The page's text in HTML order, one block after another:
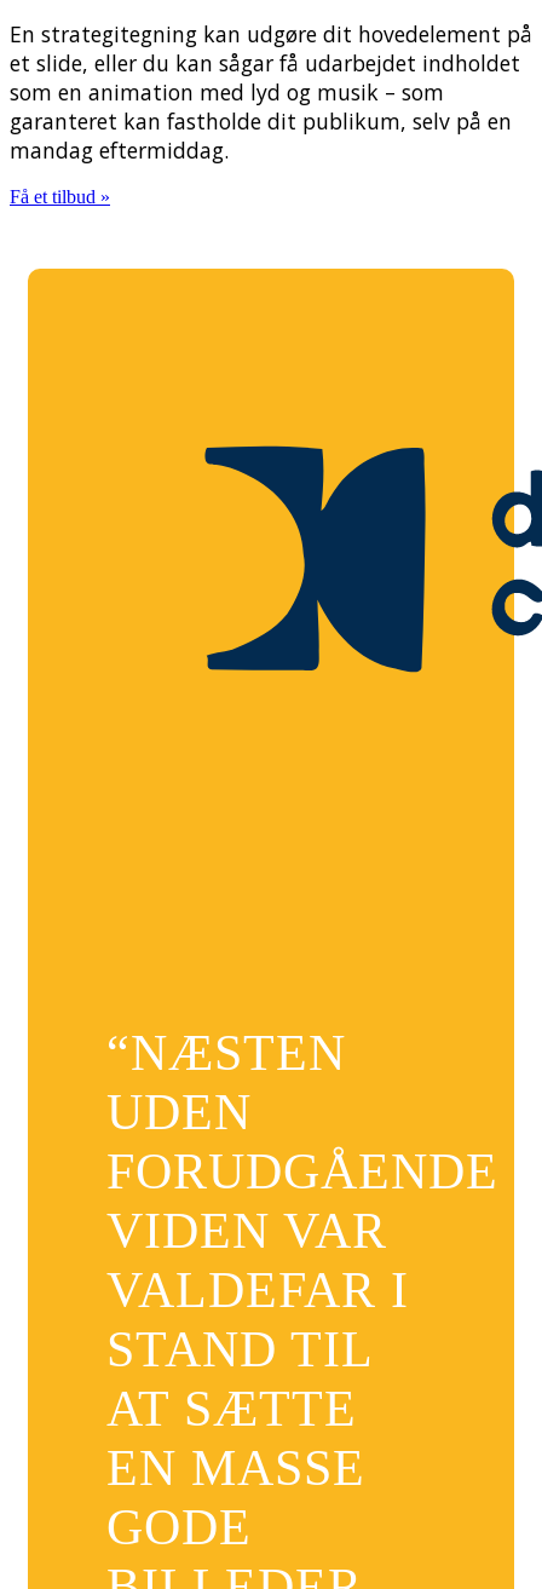
En strategitegning kan udgøre dit hovedelement på
et slide, eller du kan sågar få udarbejdet indholdet
som en animation med lyd og musik – som
garanteret kan fastholde dit publikum, selv på en
mandag eftermiddag.
Få et tilbud »
“NÆSTEN
UDEN
FORUDGÅENDE
VIDEN VAR
VALDEFAR I
STAND TIL
AT SÆTTE
EN MASSE
GODE